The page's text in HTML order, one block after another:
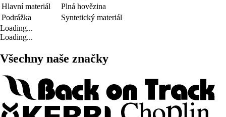
Hlavní materiál
Plná hovězina
Podrážka
Syntetický materiál
Loading...
Loading...
Všechny naše značky